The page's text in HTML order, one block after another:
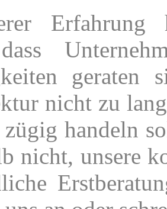
geraten
nicht zu
handeln
nicht, unsere